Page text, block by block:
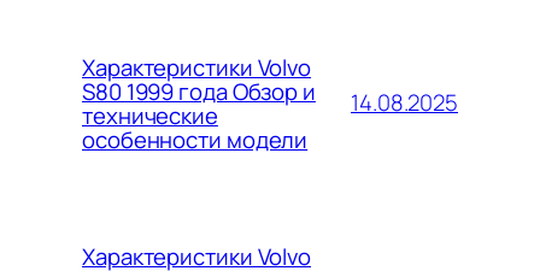
Характеристики Volvo
S80 1999 года Обзор и
технические
особенности модели
14.08.2025
Характеристики Volvo